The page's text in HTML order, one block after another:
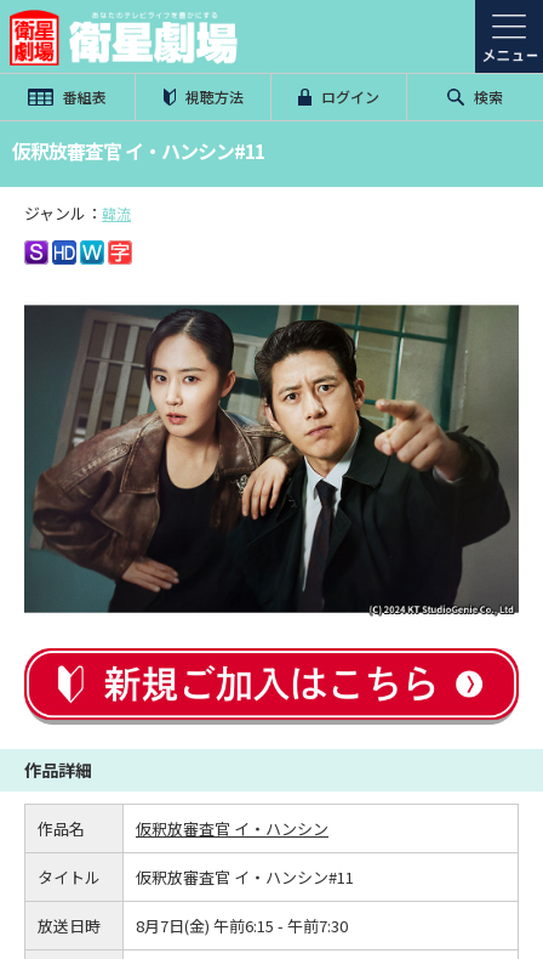
番組表 視聴方法 ログイン 検索
仮釈放審査官 イ・ハンシン#11
ジャンル： 韓流
作品詳細
作品名 仮釈放審査官 イ・ハンシン
タイトル 仮釈放審査官 イ・ハンシン#11
放送日時 8月7日(金) 午前6:15 - 午前7:30